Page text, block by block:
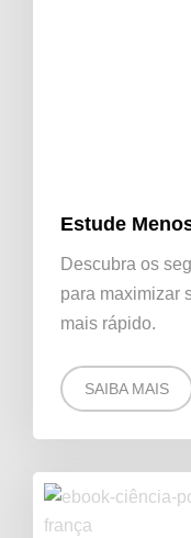
Estude
Descubra os
para maximizar
mais rápido.
SAIBA MAIS